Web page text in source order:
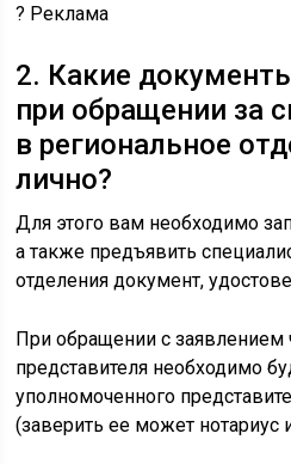
? Реклама
2. Какие
при обращении за
в региональное
лично?
Для этого вам необходимо
а также предъявить
отделения документ,
При обращении с заявлением
представителя необходимо
уполномоченного
(заверить ее может нотариус